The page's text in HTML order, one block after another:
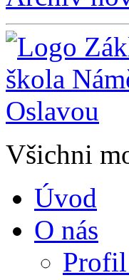
Všichni
Úvod
O nás